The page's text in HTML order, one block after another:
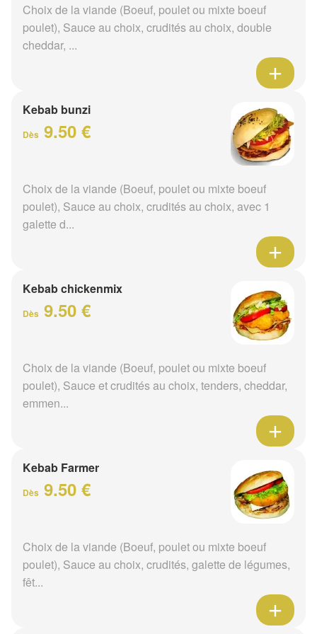
Choix de la viande (Boeuf, poulet ou mixte boeuf
poulet), Sauce au choix, crudités au choix, double
cheddar, ...
Kebab bunzi
Dès 9.50 €
Choix de la viande (Boeuf, poulet ou mixte boeuf
poulet), Sauce au choix, crudités au choix, avec 1
galette d...
Kebab chickenmix
Dès 9.50 €
Choix de la viande (Boeuf, poulet ou mixte boeuf
poulet), Sauce et crudités au choix, tenders, cheddar,
emmen...
Kebab Farmer
Dès 9.50 €
Choix de la viande (Boeuf, poulet ou mixte boeuf
poulet), Sauce au choix, crudités, galette de légumes,
fêt...